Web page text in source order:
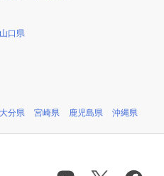
山口県
大分県 宮崎県 鹿児島県 沖縄県